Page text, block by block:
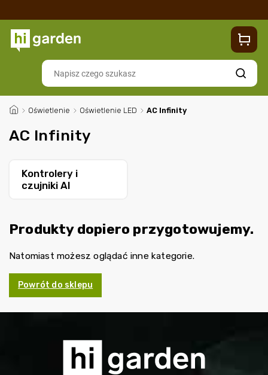
Contacts
Szukaj
/ Oświetlenie / Oświetlenie LED / AC Infinity
AC Infinity
Kontrolery i
czujniki AI
Produkty dopiero przygotowujemy.
Natomiast możesz oglądać inne kategorie.
Powrót do sklepu